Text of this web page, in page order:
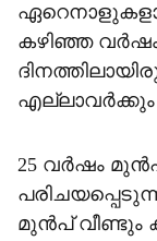
കഴിഞ്ഞ വർഷം
എല്ലാവർക്കും
25 വർഷം
മുൻപ് വീണ്ടും